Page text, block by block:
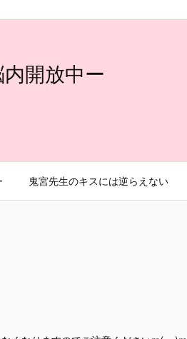
開放中ー
鬼宮先生のキスには逆らえない